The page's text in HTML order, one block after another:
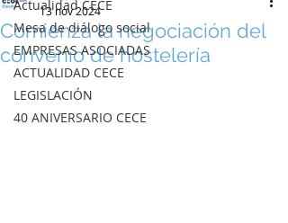
Actualidad CECE
Mesa de diálogo social
EMPRESAS ASOCIADAS
ACTUALIDAD CECE
LEGISLACIÓN
40 ANIVERSARIO CECE
Comienza la negociación del
convenio de hostelería
13 nov 2024